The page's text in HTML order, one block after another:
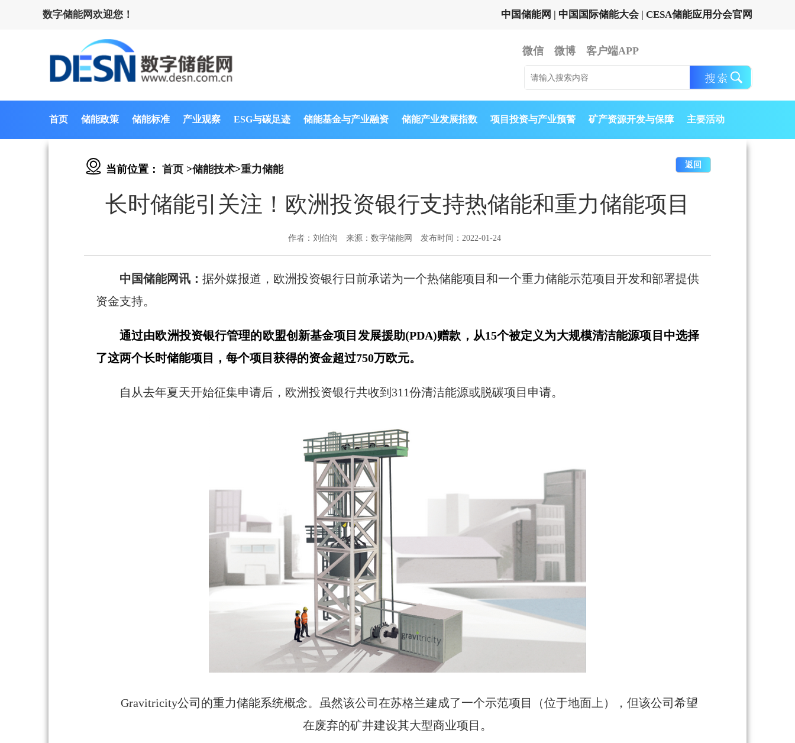
数字储能网欢迎您！ 中国储能网 | 中国国际储能大会 | CESA储能应用分会官网
微信 微博 客户端APP
首页 储能政策 储能标准 产业观察 ESG与碳足迹 储能基金与产业融资 储能产业发展指数 项目投资与产业预警 矿产资源开发与保障 主要活动
当前位置： 首页 >储能技术>重力储能 返回
长时储能引关注！欧洲投资银行支持热储能和重力储能项目
作者：刘伯洵 来源：数字储能网 发布时间：2022-01-24
中国储能网讯： 据外媒报道，欧洲投资银行日前承诺为一个热储能项目和一个重力储能示范项目开发和部署提供
资金支持。
通过由欧洲投资银行管理的欧盟创新基金项目发展援助(PDA)赠款，从15个被定义为大规模清洁能源项目中选择
了这两个长时储能项目，每个项目获得的资金超过750万欧元。
自从去年夏天开始征集申请后，欧洲投资银行共收到311份清洁能源或脱碳项目申请。
Gravitricity公司的重力储能系统概念。虽然该公司在苏格兰建成了一个示范项目（位于地面上），但该公司希望
在废弃的矿井建设其大型商业项目。